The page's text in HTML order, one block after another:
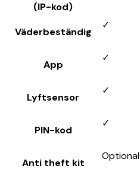
(IP-kod)
Väderbeständig
✓
App
✓
Lyftsensor
✓
PIN-kod
✓
Anti theft kit
Optional